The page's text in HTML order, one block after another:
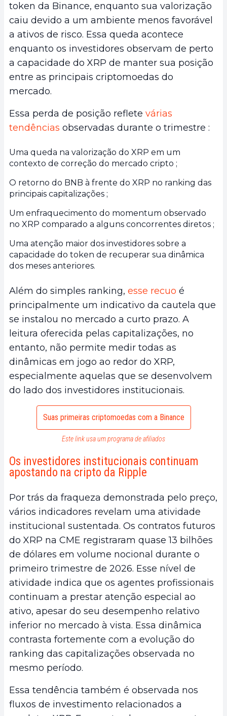
token da Binance, enquanto sua valorização
caiu devido a um ambiente menos favorável
a ativos de risco. Essa queda acontece
enquanto os investidores observam de perto
a capacidade do XRP de manter sua posição
entre as principais criptomoedas do
mercado.
Essa perda de posição reflete várias
tendências observadas durante o trimestre :
Uma queda na valorização do XRP em um
contexto de correção do mercado cripto ;
O retorno do BNB à frente do XRP no ranking das
principais capitalizações ;
Um enfraquecimento do momentum observado
no XRP comparado a alguns concorrentes diretos ;
Uma atenção maior dos investidores sobre a
capacidade do token de recuperar sua dinâmica
dos meses anteriores.
Além do simples ranking, esse recuo é
principalmente um indicativo da cautela que
se instalou no mercado a curto prazo. A
leitura oferecida pelas capitalizações, no
entanto, não permite medir todas as
dinâmicas em jogo ao redor do XRP,
especialmente aquelas que se desenvolvem
do lado dos investidores institucionais.
Suas primeiras criptomoedas com a Binance
Este link usa um programa de afiliados
Os investidores institucionais continuam
apostando na cripto da Ripple
Por trás da fraqueza demonstrada pelo preço,
vários indicadores revelam uma atividade
institucional sustentada. Os contratos futuros
do XRP na CME registraram quase 13 bilhões
de dólares em volume nocional durante o
primeiro trimestre de 2026. Esse nível de
atividade indica que os agentes profissionais
continuam a prestar atenção especial ao
ativo, apesar do seu desempenho relativo
inferior no mercado à vista. Essa dinâmica
contrasta fortemente com a evolução do
ranking das capitalizações observada no
mesmo período.
Essa tendência também é observada nos
fluxos de investimento relacionados a